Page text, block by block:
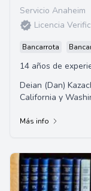
Servicio Anaheim
Licencia
Bancarrota
14 años de
Deian (Dan)
California y
Más info